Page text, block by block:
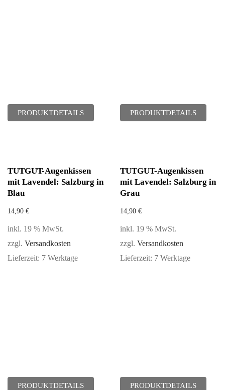
PRODUKTDETAILS PRODUKTDETAILS
TUTGUT-Augenkissen
mit Lavendel: Salzburg in
Blau
14,90 €
inkl. 19 % MwSt.
zzgl. Versandkosten
Lieferzeit: 7 Werktage
PRODUKTDETAILS
TUTGUT-Augenkissen
mit Lavendel: Salzburg in
Grau
14,90 €
inkl. 19 % MwSt.
zzgl. Versandkosten
Lieferzeit: 7 Werktage
PRODUKTDETAILS